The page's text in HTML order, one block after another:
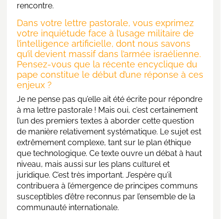
rencontre.
Dans votre lettre pastorale, vous exprimez
votre inquiétude face à l’usage militaire de
l’intelligence artificielle, dont nous savons
qu’il devient massif dans l’armée israélienne.
Pensez-vous que la récente encyclique du
pape constitue le début d’une réponse à ces
enjeux ?
Je ne pense pas qu’elle ait été écrite pour répondre
à ma lettre pastorale ! Mais oui, c’est certainement
l’un des premiers textes à aborder cette question
de manière relativement systématique. Le sujet est
extrêmement complexe, tant sur le plan éthique
que technologique. Ce texte ouvre un débat à haut
niveau, mais aussi sur les plans culturel et
juridique. C’est très important. J’espère qu’il
contribuera à l’émergence de principes communs
susceptibles d’être reconnus par l’ensemble de la
communauté internationale.